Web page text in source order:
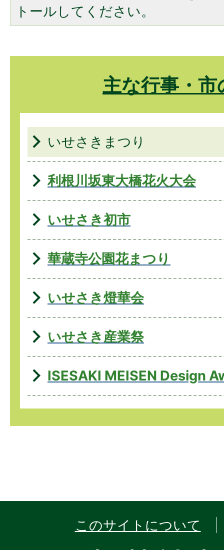
トールしてください。
主な行事・市
いせさきまつり
利根川坂東大橋花火大会
いせさき初市
華蔵寺公園花まつり
いせさき燈華会
いせさき産業祭
ISESAKI MEISEN Design
このサイトについて